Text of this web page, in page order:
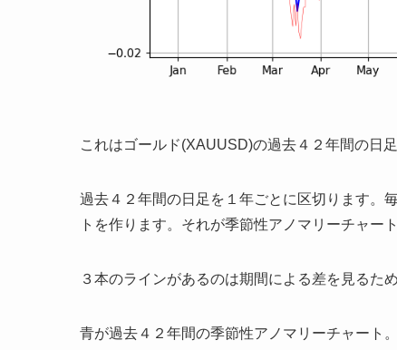
これはゴールド(XAUUSD)の過去４２年間の日
過去４２年間の日足を１年ごとに区切ります。
トを作ります。それが季節性アノマリーチャート
３本のラインがあるのは期間による差を見るため
青が過去４２年間の季節性アノマリーチャート。